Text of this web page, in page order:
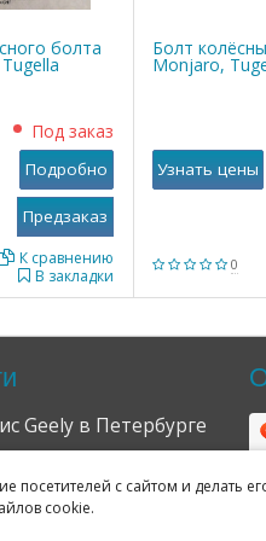
посетителей с сайтом и делать
cookie.
болта
Под заказ
В закладки
К сравнению
Подробно
Болт
Monjaro,
0
Узнать цены
Geely в Петербурге
Гугле